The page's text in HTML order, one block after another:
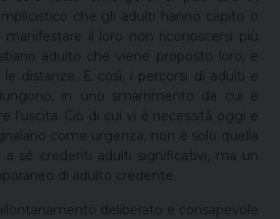
che gli adulti hanno capito o
manifestare il loro non riconoscersi più
adulto che viene proposto loro, e
distanze. E così, i percorsi di adulti e
in uno smarrimento da cui è
l’uscita. Ciò di cui vi è necessità oggi e
come urgenza, non è solo quella
a sé credenti adulti significativi, ma un
di adulto credente.
deliberato e consapevole